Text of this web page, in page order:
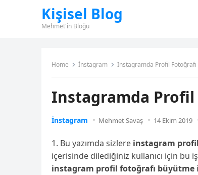
Kişisel Blog
Mehmet'in Bloğu
Home İnstagram Instagramda Profil Fotoğrafı
Instagramda Profil
İnstagram Mehmet Savaş 14 Ekim 2019
Bu yazımda sizlere instagram
içerisinde dilediğiniz kullanıcı için bu
instagram profil fotoğrafı büyütme